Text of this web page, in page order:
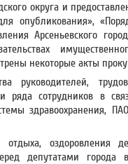
округа и
опубликования»,
Арсеньевского
некоторые акты
руководителей,
ряда сотрудников в
здравоохранения,
оздоровления
депутатами города